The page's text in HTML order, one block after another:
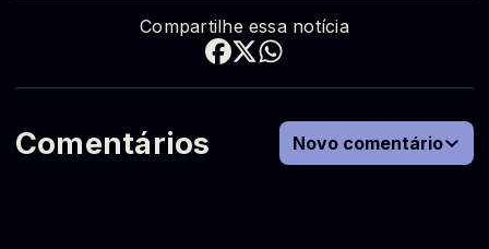
Compartilhe essa notícia
Comentários Novo comentário